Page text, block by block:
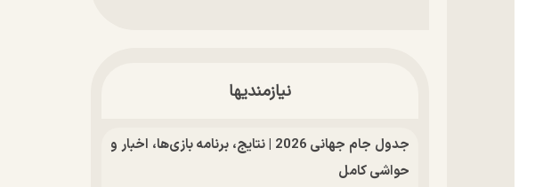
نیازمندیها
جدول جام جهانی 2026 | نتایج، برنامه بازی‌ها، اخبار و
حواشی کامل